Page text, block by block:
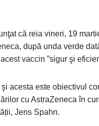
că reia vineri, 19
după unda verde
vaccin ”sigur şi
şi acesta este obiectivul
cu AstraZeneca în
Jens Spahn.